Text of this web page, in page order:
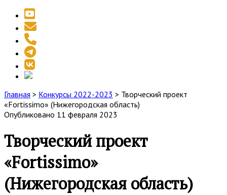
youtube
email
telegram
vk
social_icon_custom_1
Главная > Конкурсы 2022-2023 > Творческий проект
«Fortissimo» (Нижегородская область)
Опубликовано 11 февраля 2023
Творческий проект
«Fortissimo»
(Нижегородская область)